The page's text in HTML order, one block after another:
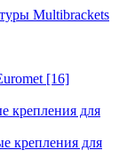
Multibrackets
[16]
крепления для
крепления для